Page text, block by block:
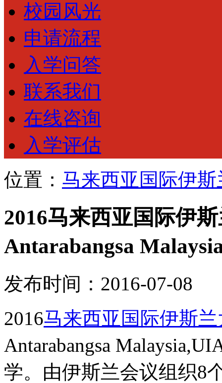
校园风光
申请流程
入学问答
联系我们
在线咨询
入学评估
位置： 马来西亚国际伊斯
2016马来西亚国际伊
Antarabangsa
发布时间：2016-07-08
2016马来西亚国际伊斯
Antarabangsa
学。由伊斯兰会议组织8